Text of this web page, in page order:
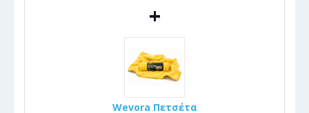
+
Wevora Πετσέτα